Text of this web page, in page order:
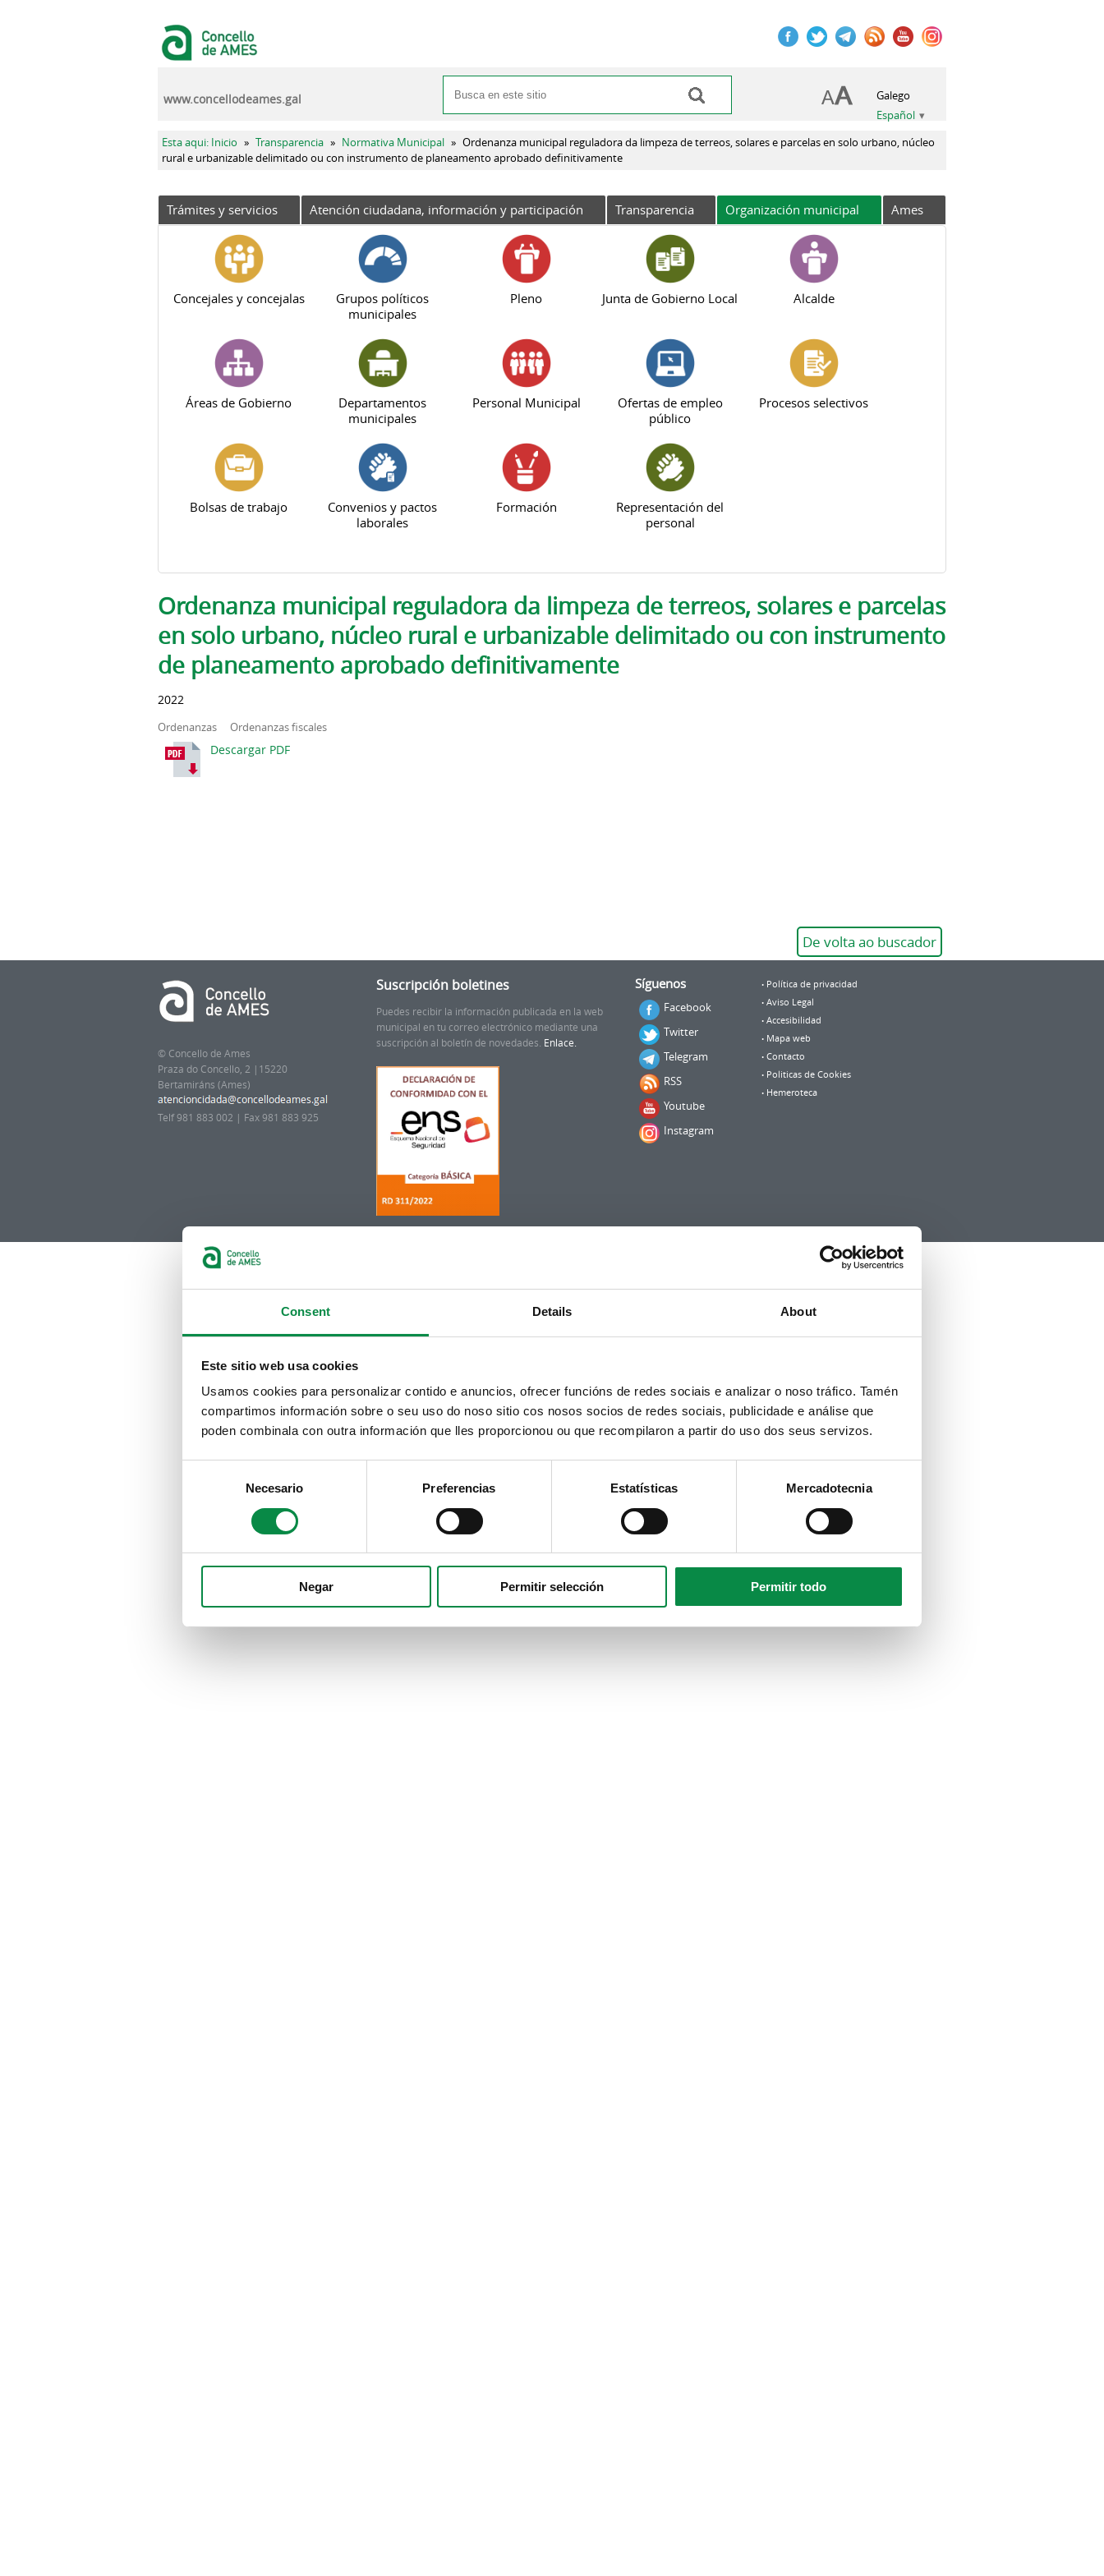
Consent Details About
Este sitio web usa cookies
Usamos cookies para personalizar contido e anuncios, ofrecer funcións de redes sociais e analizar o noso tráfico. Tamén
compartimos información sobre o seu uso do noso sitio cos nosos socios de redes sociais, publicidade e análise que
poden combinala con outra información que lles proporcionou ou que recompilaron a partir do uso dos seus servizos.
Necesario Preferencias Estatísticas Mercadotecnia
Negar Permitir selección Permitir todo
Formulario de búsqueda
Buscar
Galego
Español
www.concellodeames.gal
Se encuentra usted aquí
Esta aqui: Inicio » Transparencia » Normativa Municipal » Ordenanza municipal reguladora da limpeza de terreos, solares e parcelas en solo urbano, núcleo
rural e urbanizable delimitado ou con instrumento de planeamento aprobado definitivamente
Trámites y servicios Atención ciudadana, información y participación Transparencia Organización municipal Ames
Concejales y concejalas
Grupos políticos
municipales
Pleno Junta de Gobierno Local Alcalde
Áreas de Gobierno
Departamentos
municipales
Personal Municipal
Ofertas de empleo
público
Procesos selectivos
Bolsas de trabajo
Convenios y pactos
laborales
Formación
Representación del
personal
Solapas principales
Ordenanza municipal reguladora da limpeza de terreos, solares e parcelas
en solo urbano, núcleo rural e urbanizable delimitado ou con instrumento
de planeamento aprobado definitivamente
2022
Ordenanzas Ordenanzas fiscales
Descargar PDF
De volta ao buscador
© Concello de Ames
Praza do Concello, 2 |15220
Bertamiráns (Ames)
Telf 981 883 002 | Fax 981 883 925
Suscripción boletines
Puedes recibir la información publicada en la web
municipal en tu correo electrónico mediante una
suscripción al boletín de novedades. Enlace.
Síguenos
Facebook
Twitter
Telegram
RSS
Youtube
Instagram
Política de privacidad
Aviso Legal
Accesibilidad
Mapa web
Contacto
Politicas de Cookies
Hemeroteca